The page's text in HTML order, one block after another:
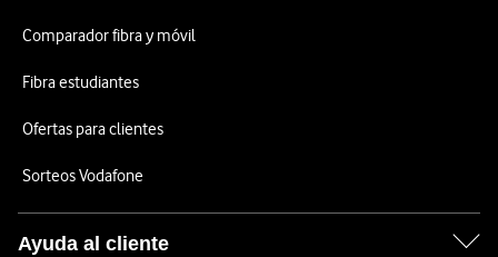
Comparador fibra y móvil
Fibra estudiantes
Ofertas para clientes
Sorteos Vodafone
Ayuda al cliente